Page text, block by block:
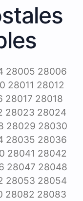
28005 28006
28011 28012
28017 28018
28023 28024
28029 28030
28035 28036
28041 28042
28047 28048
28053 28054
28082 28083